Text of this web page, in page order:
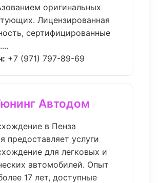
оригинальных
Лицензированная
сертифицированные
+7 (971) 797-89-69
Автодом
в Пенза
предоставляет услуги
для легковых и
автомобилей. Опыт
17 лет, доступные